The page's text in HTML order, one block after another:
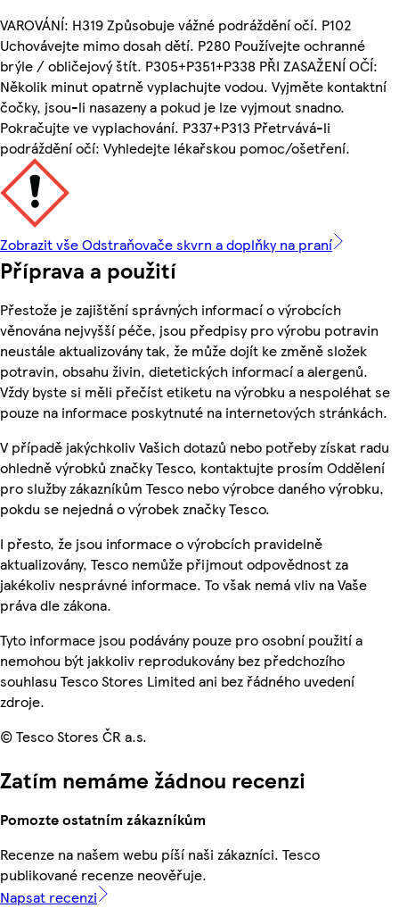
VAROVÁNÍ: H319 Způsobuje vážné podráždění očí. P102
Uchovávejte mimo dosah dětí. P280 Používejte ochranné
brýle / obličejový štít. P305+P351+P338 PŘI ZASAŽENÍ OČÍ:
Několik minut opatrně vyplachujte vodou. Vyjměte kontaktní
čočky, jsou-li nasazeny a pokud je lze vyjmout snadno.
Pokračujte ve vyplachování. P337+P313 Přetrvává-li
podráždění očí: Vyhledejte lékařskou pomoc/ošetření.
Zobrazit vše Odstraňovače skvrn a doplňky na praní
Příprava a použití
Přestože je zajištění správných informací o výrobcích
věnována nejvyšší péče, jsou předpisy pro výrobu potravin
neustále aktualizovány tak, že může dojít ke změně složek
potravin, obsahu živin, dietetických informací a alergenů.
Vždy byste si měli přečíst etiketu na výrobku a nespoléhat se
pouze na informace poskytnuté na internetových stránkách.
V případě jakýchkoliv Vašich dotazů nebo potřeby získat radu
ohledně výrobků značky Tesco, kontaktujte prosím Oddělení
pro služby zákazníkům Tesco nebo výrobce daného výrobku,
pokdu se nejedná o výrobek značky Tesco.
I přesto, že jsou informace o výrobcích pravidelně
aktualizovány, Tesco nemůže přijmout odpovědnost za
jakékoliv nesprávné informace. To však nemá vliv na Vaše
práva dle zákona.
Tyto informace jsou podávány pouze pro osobní použití a
nemohou být jakkoliv reprodukovány bez předchozího
souhlasu Tesco Stores Limited ani bez řádného uvedení
zdroje.
© Tesco Stores ČR a.s.
Zatím nemáme žádnou recenzi
Pomozte ostatním zákazníkům
Recenze na našem webu píší naši zákazníci. Tesco
publikované recenze neověřuje.
Napsat recenzi